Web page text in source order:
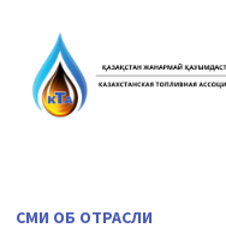
содержимому
СМИ ОБ ОТРАСЛИ